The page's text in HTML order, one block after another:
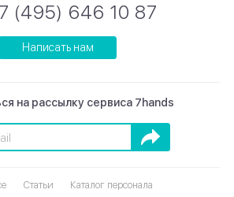
на рассылку сервиса 7hands
Подписаться
(495) 646 10 87
Написать нам
Статьи Каталог персонала